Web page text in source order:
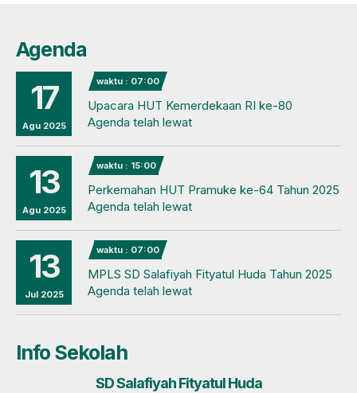
Agenda
17
Agu 2025
waktu : 07:00
Upacara HUT Kemerdekaan RI ke-80
Agenda telah lewat
13
Agu 2025
waktu : 15:00
Perkemahan HUT Pramuke ke-64 Tahun 2025
Agenda telah lewat
13
Jul 2025
waktu : 07:00
MPLS SD Salafiyah Fityatul Huda Tahun 2025
Agenda telah lewat
Info Sekolah
SD Salafiyah Fityatul Huda